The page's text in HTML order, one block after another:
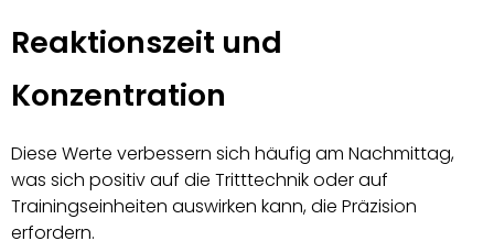
Reaktionszeit und
Konzentration
Diese Werte verbessern sich häufig am Nachmittag,
was sich positiv auf die Tritttechnik oder auf
Trainingseinheiten auswirken kann, die Präzision
erfordern.